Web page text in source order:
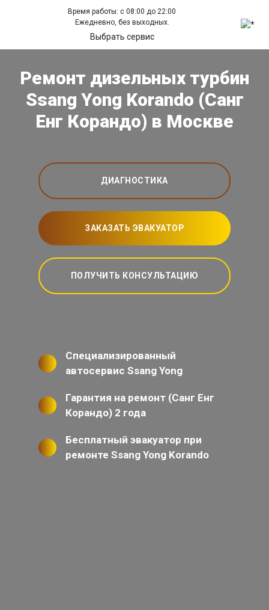
Время работы: с 08:00 до 22:00
Ежедневно, без выходных.
Выбрать сервис
Ремонт дизельных турбин
Ssang Yong Korando (Санг
Енг Корандо) в Москве
ДИАГНОСТИКА
ЗАКАЗАТЬ ЭВАКУАТОР
ПОЛУЧИТЬ КОНСУЛЬТАЦИЮ
Специализированный
автосервис Ssang Yong
Гарантия на ремонт (Санг Енг
Корандо) 2 года
Бесплатный эвакуатор при
ремонте Ssang Yong Korando